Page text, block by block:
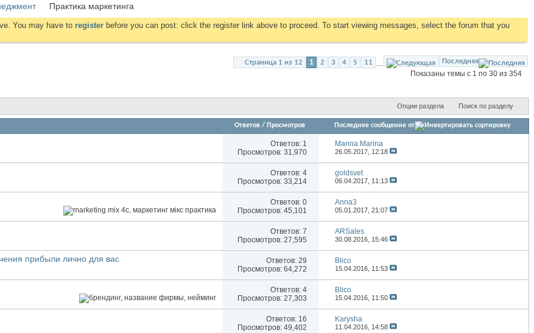
Практика маркетинга
You may have to register before you can post: click the register link above to proceed. To start viewing messages, select the forum that you
Страница 1 из 12 1 2 3 4 5 11 Последняя
Показаны темы с 1 по 30 из 354
Опции раздела Поиск по разделу
Ответов / Просмотров Последнее сообщение от
Ответов: 1
Просмотров: 31,970
Marina Marina
26.05.2017, 12:18
Ответов: 4
Просмотров: 33,214
goldsvet
06.04.2017, 11:13
Ответов: 0
Просмотров: 45,101
Anna3
05.01.2017,21:07
Ответов: 7
Просмотров: 27,595
ARSales
30.08.2016, 15:46
прибыли лично для вас Ответов: 29
Просмотров: 64,272
Blico
15.04.2016, 11:53
Ответов: 4
Просмотров: 27,303
Blico
15.04.2016, 11:50
Ответов: 16
Просмотров: 49,402
Karysha
11.04.2016, 14:58